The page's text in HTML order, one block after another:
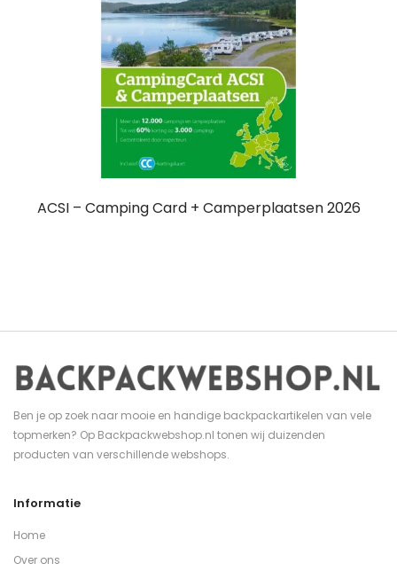
ACSI – Camping Card + Camperplaatsen 2026
Ben je op zoek naar mooie en handige backpackartikelen van vele
topmerken? Op Backpackwebshop.nl tonen wij duizenden
producten van verschillende webshops.
Informatie
Home
Over ons